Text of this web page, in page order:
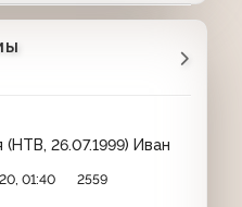
(НТВ, 26.07.1999) Иван
01:40 2559